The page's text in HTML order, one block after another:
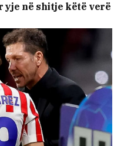
yje në shitje këtë verë